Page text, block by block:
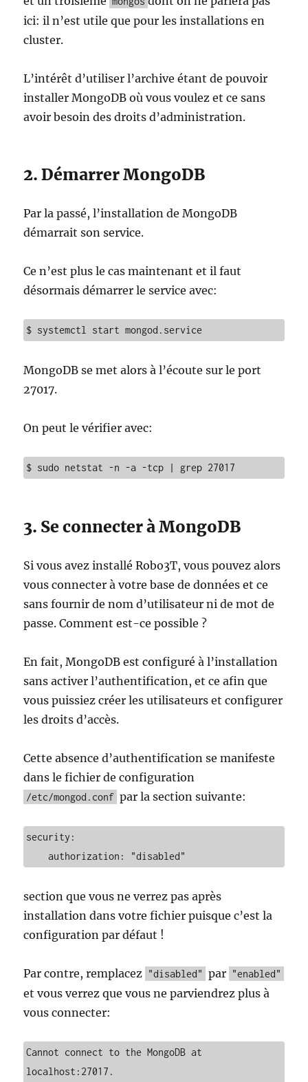
ici: il n’est utile que pour les installations en
cluster.
L’intérêt d’utiliser l’archive étant de pouvoir
installer MongoDB où vous voulez et ce sans
avoir besoin des droits d’administration.
2. Démarrer MongoDB
Par la passé, l’installation de MongoDB
démarrait son service.
Ce n’est plus le cas maintenant et il faut
désormais démarrer le service avec:
$ systemctl start mongod.service
MongoDB se met alors à l’écoute sur le port
27017.
On peut le vérifier avec:
$ sudo netstat -n -a -tcp | grep 27017
3. Se connecter à MongoDB
Si vous avez installé Robo3T, vous pouvez alors
vous connecter à votre base de données et ce
sans fournir de nom d’utilisateur ni de mot de
passe. Comment est-ce possible ?
En fait, MongoDB est configuré à l’installation
sans activer l’authentification, et ce afin que
vous puissiez créer les utilisateurs et configurer
les droits d’accès.
Cette absence d’authentification se manifeste
dans le fichier de configuration
/etc/mongod.conf par la section suivante:
security:
    authorization: "disabled"
section que vous ne verrez pas après
installation dans votre fichier puisque c’est la
configuration par défaut !
Par contre, remplacez "disabled" par "enabled"
et vous verrez que vous ne parviendrez plus à
vous connecter:
Cannot connect to the MongoDB at
localhost:27017.